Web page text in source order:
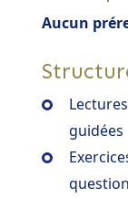
Aucun
guidées